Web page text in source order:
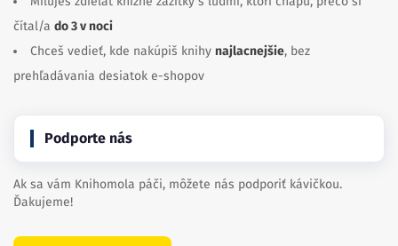
čítal/a do 3 v noci
Chceš vedieť, kde nakúpiš knihy najlacnejšie, bez
prehľadávania desiatok e-shopov
Podporte nás
Ak sa vám Knihomola páči, môžete nás podporiť kávičkou.
Ďakujeme!